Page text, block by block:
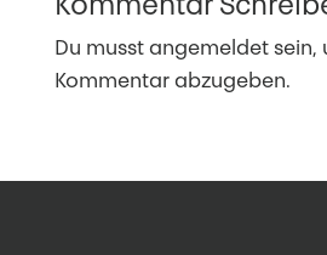
Kommentar
Du musst angemeldetsein,
Kommentar abzugeben.